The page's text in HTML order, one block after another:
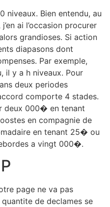
niveaux. Bien entendu, au
ai l’occasion procurer
grandioses. Si action
diapasons dont
Par exemple,
il y a h niveaux. Pour
deux periodes
comporte 4 stades.
deux 000� en tenant
en compagnie de
en tenant 25� ou
a vingt 000�.
page ne va pas
de declames se